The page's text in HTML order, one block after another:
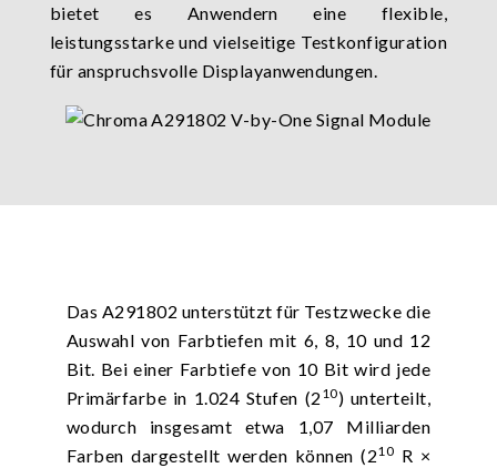
bietet es Anwendern eine flexible,
leistungsstarke und vielseitige Testkonfiguration
für anspruchsvolle Displayanwendungen.
Das A291802 unterstützt für Testzwecke die
Auswahl von Farbtiefen mit 6, 8, 10 und 12
Bit. Bei einer Farbtiefe von 10 Bit wird jede
Primärfarbe in 1.024 Stufen (2 10) unterteilt,
wodurch insgesamt etwa 1,07 Milliarden
Farben dargestellt werden können (210 R ×